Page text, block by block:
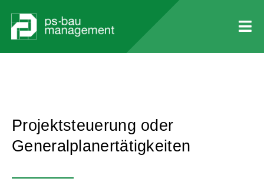
Projektsteuerung oder
Generalplanertätigkeiten